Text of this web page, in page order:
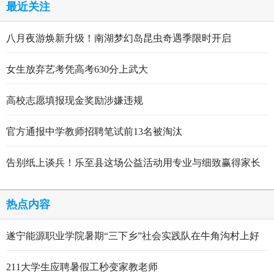
最近关注
八月夜游焕新升级！南湖梦幻岛昆虫奇遇季限时开启
女生放弃艺考凭高考630分上武大
高校志愿填报现金奖励涉嫌违规
官方通报中学教师招聘笔试前13名被淘汰
告别纸上谈兵！乐至县这场公益活动用专业与细致赢得家长
热点内容
遂宁能源职业学院暑期“三下乡”社会实践队在牛角沟村上好
211大学生应聘暑假工秒变家教老师